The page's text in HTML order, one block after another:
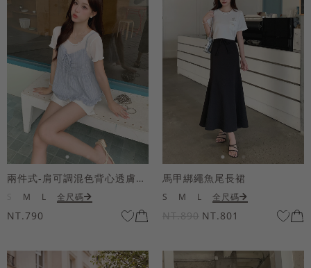
兩件式-肩可調混色背心透膚上衣套組
M L 全尺碼
NT.790
馬甲綁繩魚尾長裙
S M L 全尺碼
NT.890 NT.801